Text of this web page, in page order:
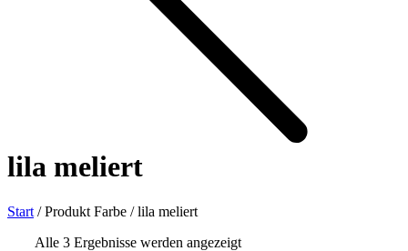
lila meliert
Start /Produkt Farbe /lila meliert
Alle 3 Ergebnisse werden angezeigt